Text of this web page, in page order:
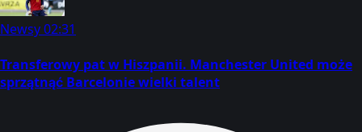
Newsy02:31
Transferowy pat w Hiszpanii. Manchester United może
sprzątnąć Barcelonie wielki talent